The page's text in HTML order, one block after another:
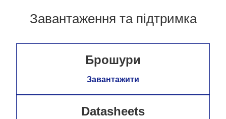
Завантаження та підтримка
Брошури
Завантажити
Datasheets